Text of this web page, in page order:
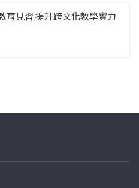
育見習 提升跨文化教學實力